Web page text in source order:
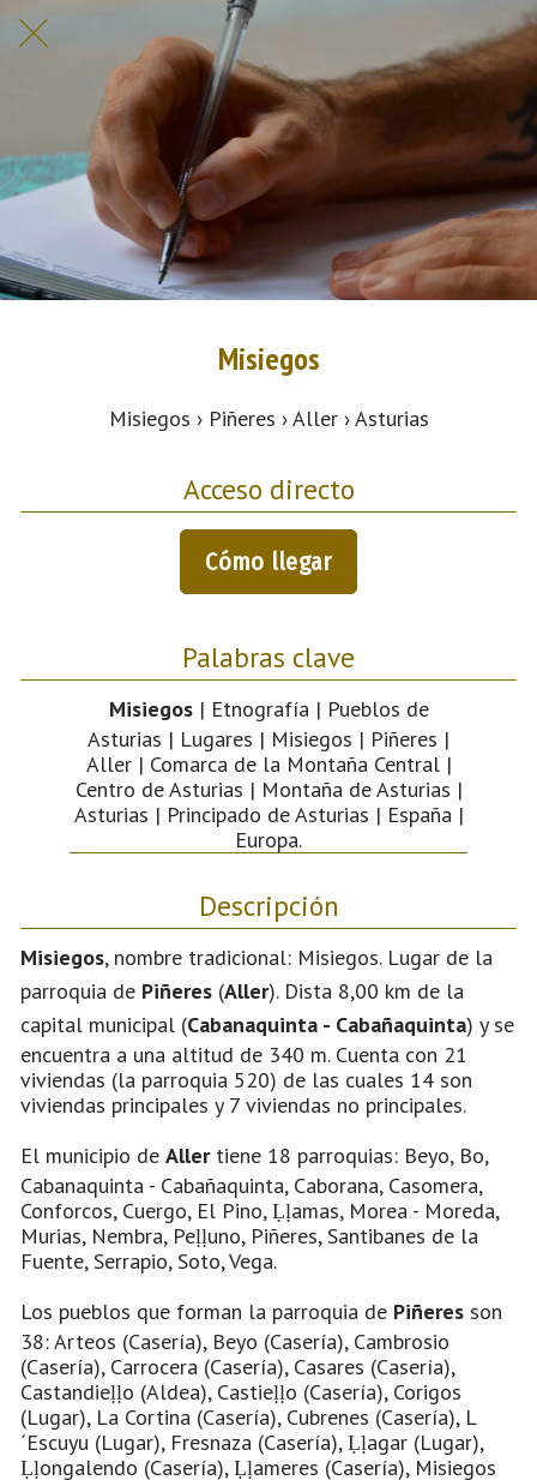
Misiegos
Misiegos › Piñeres › Aller › Asturias
Acceso directo
Cómo llegar
Palabras clave
Misiegos| Etnografía | Pueblos de
Asturias | Lugares | Misiegos | Piñeres |
Aller | Comarca de la Montaña Central |
Centro de Asturias | Montaña de Asturias |
Asturias | Principado de Asturias | España |
Europa.
Descripción
Misiegos, nombre tradicional: Misiegos. Lugar de la
parroquia de Piñeres (Aller). Dista 8,00 km de la
capital municipal (Cabanaquinta - Cabañaquinta) y se
encuentra a una altitud de 340 m. Cuenta con 21
viviendas (la parroquia 520) de las cuales 14 son
viviendas principales y 7 viviendas no principales.
El municipio de Allertiene 18 parroquias: Beyo, Bo,
Cabanaquinta - Cabañaquinta, Caborana, Casomera,
Conforcos, Cuergo, El Pino, Ḷḷamas, Morea - Moreda,
Murias, Nembra, Peḷḷuno, Piñeres, Santibanes de la
Fuente, Serrapio, Soto, Vega.
Los pueblos que forman la parroquia de Piñeres son
38: Arteos (Casería), Beyo (Casería), Cambrosio
(Casería), Carrocera (Casería), Casares (Casería),
Castandieḷḷo (Aldea), Castieḷḷo (Casería), Corigos
(Lugar), La Cortina (Casería), Cubrenes (Casería), L
´Escuyu (Lugar), Fresnaza (Casería), Ḷḷagar (Lugar),
Ḷḷongalendo (Casería), Ḷḷameres (Casería), Misiegos